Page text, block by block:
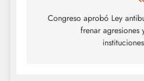
de
entradas
Congreso aprobó Ley
frenar agresiones